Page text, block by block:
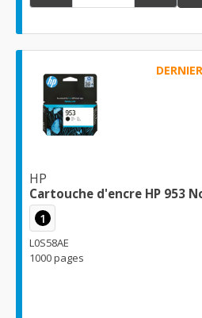
HP
Cartouche d'encre HP 953
1
L0S58AE
1000 pages